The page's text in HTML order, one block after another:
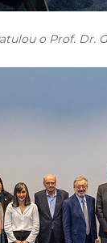
o Prof. Dr.